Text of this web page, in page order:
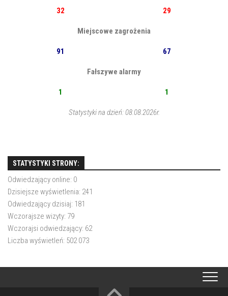
32 29
Miejscowe zagrożenia
91 67
Fałszywe alarmy
1 1
Statystyki na dzień: 08.08.2026r.
STATYSTYKI STRONY:
Odwiedzający online: 0
Dzisiejsze wyświetlenia: 241
Odwiedzający dzisiaj: 181
Wczorajsze wizyty: 79
Wczorajsi odwiedzający: 62
Liczba wyświetleń: 502 073